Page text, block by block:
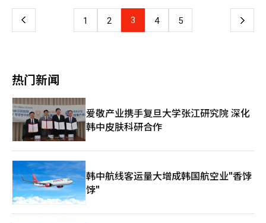
确。并不完全切断道路，而是最大化不确定性。一部分船只被允许
通行，另一部分则被阻挡。通过这种方式，伊朗同时控制价格和恐
应。换句话说，如果伊朗掌握了“入口”，美国则控制了“出
口”。 这一场景不仅仅是军事冲突。这是围绕“道路控制权”的
掌握价格上限。“以110美元的价格购买，以200美元的价格出
售”的想法，是通过控制通道来获取定价权的浓缩表达。 然而，
现实远比逻辑复杂。封锁时间越长，国际社会的反应越强烈。战略
储备油的释放、供应链的多元化、军事护航的加强同时进行。一些
物流转向长途绕行，成本上升，但流动并未完全中断。最终，控制
虽然提高了价格，但同时也削弱了通道的独占价值。 在这里，中
国的计算也浮现出来。中国是伊朗的友好国家，但同时也是全球最
大的能源进口国。伊朗的控制在短期内可能提高谈判能力，但长期
的不稳定对中国经济也是致命的。因此，中国既不全面支持伊朗，
也不完全融入美国的秩序。在支付网络上进行合作，在供应链上推
家建议综合考虑行政程序、项目结构和土地获取情况。大宇Elcru
一山以民间租赁方式推进。与一般的地区住宅合作项目不同，民间
推进奠定了基础。然而，最终的许可和供应时间表将取决于地区单
位计划的变更、相关机构的协商和项目计划的批准等后续程序。负
责设计的㈜Yason建筑公司代表朴炳禄表示，通过申请地区单位计
划，修改为可建设公寓的方向没有大问题。他补充道，相关准备将
在4月底完成，提交时间将根据情况调整。大宇Elcru一山目前在京
畿道坡州市东牌洞设有宣传馆，进行相关咨询。
上 1 2 3 4 5 下
热门新闻
爱敬产业携手复旦大学张江研究院 深化
韩中皮肤科研合作
韩中航线客运量大增成韩国航空业"香饽
饽"